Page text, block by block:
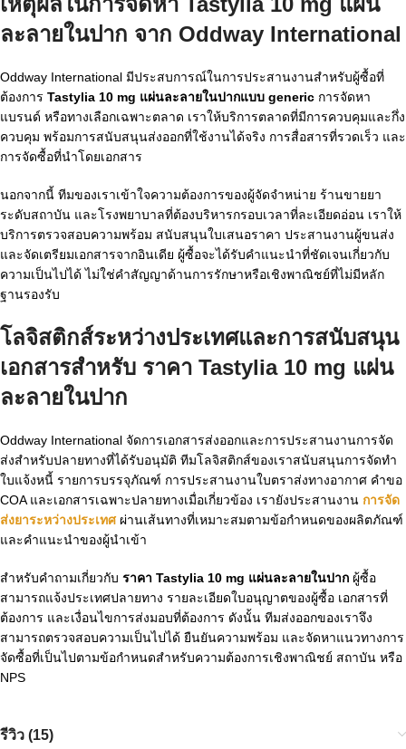
ละลายในปาก จาก Oddway International
Oddway International มีประสบการณ์ในการประสานงานสำหรับผู้ซื้อที่
ต้องการ Tastylia 10 mg แผ่นละลายในปากแบบ generic การจัดหา
แบรนด์ หรือทางเลือกเฉพาะตลาด เราให้บริการตลาดที่มีการควบคุมและกึ่ง
ควบคุม พร้อมการสนับสนุนส่งออกที่ใช้งานได้จริง การสื่อสารที่รวดเร็ว และ
การจัดซื้อที่นำโดยเอกสาร
นอกจากนี้ ทีมของเราเข้าใจความต้องการของผู้จัดจำหน่าย ร้านขายยา
ระดับสถาบัน และโรงพยาบาลที่ต้องบริหารกรอบเวลาที่ละเอียดอ่อน เราให้
บริการตรวจสอบความพร้อม สนับสนุนใบเสนอราคา ประสานงานผู้ขนส่ง
และจัดเตรียมเอกสารจากอินเดีย ผู้ซื้อจะได้รับคำแนะนำที่ชัดเจนเกี่ยวกับ
ความเป็นไปได้ ไม่ใช่คำสัญญาด้านการรักษาหรือเชิงพาณิชย์ที่ไม่มีหลัก
ฐานรองรับ
โลจิสติกส์ระหว่างประเทศและการสนับสนุน
เอกสารสำหรับ ราคา Tastylia 10 mg แผ่น
ละลายในปาก
Oddway International จัดการเอกสารส่งออกและการประสานงานการจัด
ส่งสำหรับปลายทางที่ได้รับอนุมัติ ทีมโลจิสติกส์ของเราสนับสนุนการจัดทำ
ใบแจ้งหนี้ รายการบรรจุภัณฑ์ การประสานงานใบตราส่งทางอากาศ คำขอ
COA และเอกสารเฉพาะปลายทางเมื่อเกี่ยวข้อง เรายังประสานงาน การจัด
ส่งยาระหว่างประเทศผ่านเส้นทางที่เหมาะสมตามข้อกำหนดของผลิตภัณฑ์
และคำแนะนำของผู้นำเข้า
สำหรับคำถามเกี่ยวกับ ราคา Tastylia 10 mg แผ่นละลายในปาก ผู้ซื้อ
สามารถแจ้งประเทศปลายทาง รายละเอียดใบอนุญาตของผู้ซื้อ เอกสารที่
ต้องการ และเงื่อนไขการส่งมอบที่ต้องการ ดังนั้น ทีมส่งออกของเราจึง
สามารถตรวจสอบความเป็นไปได้ ยืนยันความพร้อม และจัดหาแนวทางการ
จัดซื้อที่เป็นไปตามข้อกำหนดสำหรับความต้องการเชิงพาณิชย์ สถาบัน หรือ
NPS
รีวิว (15)